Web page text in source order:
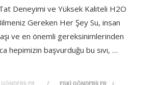
Deneyimi ve Yüksek Kaliteli H2O
Gereken Her Şey Su, insan
ve en önemli gereksinimlerinden
hepimizin başvurduğu bu sıvı, …